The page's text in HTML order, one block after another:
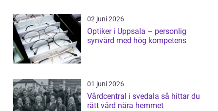
02 juni 2026
Optiker i Uppsala – personlig
synvård med hög kompetens
01 juni 2026
Vårdcentral i svedala så hittar du
rätt vård nära hemmet